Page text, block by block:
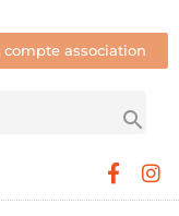
compte association